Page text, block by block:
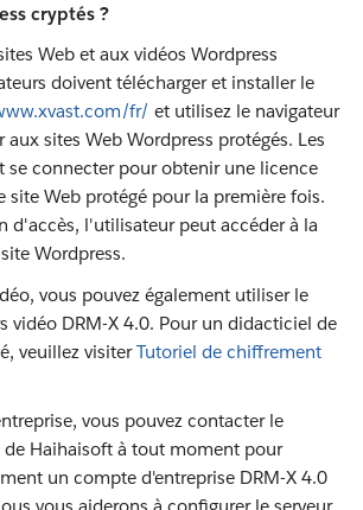
cryptés ?
Web et aux vidéos Wordpress
doivent télécharger et installer le
fr/ et utilisez le navigateur
aux sites Web Wordpress protégés. Les
se connecter pour obtenir une licence
site Web protégé pour la première fois.
d'accès, l'utilisateur peut accéder à la
Wordpress.
vous pouvez également utiliser le
vidéo DRM-X 4.0. Pour un didacticiel de
veuillez visiterTutoriel de chiffrement
vous pouvez contacter le
Haihaisoft à tout moment pour
un compte d'entreprise DRM-X 4.0